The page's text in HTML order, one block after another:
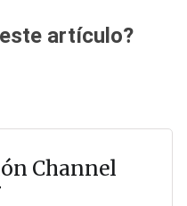
artículo?
Channel